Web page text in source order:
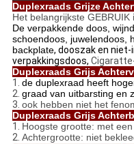
Duplexraads Grijze
Het belangrijkste GEBRUIK
De verpakkende doos,
schoendoos, juwelendoos,
backplate, dooszak en
verpakkingsdoos,
Duplexraads Grijs
1. de duplexraad heeft
2. graad van uitbarsting en
3. ook hebben niet het
Duplexraads Grijs
1. Hoogste grootte: met
2. Achtergrootte: niet